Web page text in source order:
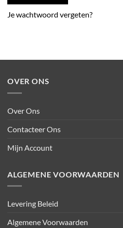
Je wachtwoord vergeten?
OVER ONS
Over Ons
Contacteer Ons
Mijn Account
ALGEMENE VOORWAARDEN
Levering Beleid
Algemene Voorwaarden